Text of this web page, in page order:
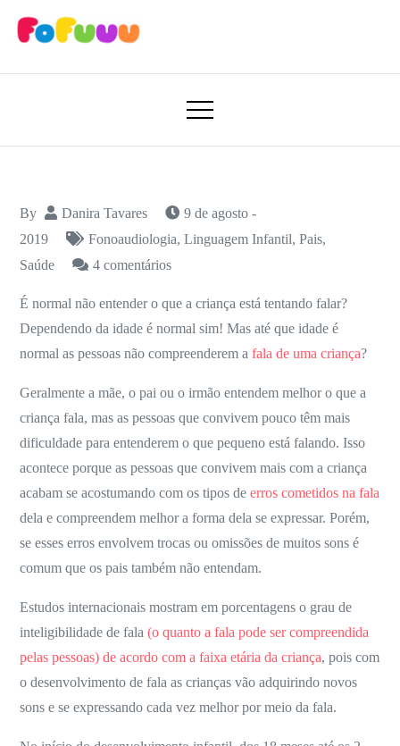
Fofuuu 🧠🚀
Aprender Brincando
By Danira Tavares
9 de agosto -
2019
Fonoaudiologia,Linguagem Infantil,Pais,
Saúde
4 comentários
entender
o
que
a
criança
fala?
É normal não entender o que a criança está tentando falar?
Dependendo da idade é normal sim! Mas até que idade é
normal as pessoas não compreenderem afala de uma criança?
Geralmente a mãe, o pai ou o irmão entendem melhor o que a
criança fala, mas as pessoas que convivem pouco têm mais
dificuldade para entenderem o que pequeno está falando. Isso
acontece porque as pessoas que convivem mais com a criança
acabam se acostumando com os tipos deerros cometidos na fala
dela e compreendem melhor a forma dela se expressar. Porém,
se esses erros envolvem trocas ou omissões de muitos sons é
comum que os pais também não entendam.
Estudos internacionais mostram em porcentagens o grau de
inteligibilidade de fala(o quanto a fala pode ser compreendida
pelas pessoas) de acordo com a faixa etária da criança, pois com
o desenvolvimento de fala as crianças vão adquirindo novos
sons e se expressando cada vez melhor por meio da fala.